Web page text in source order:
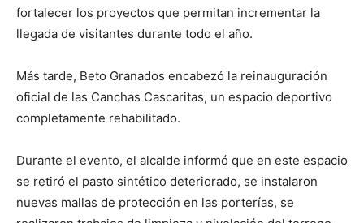
fortalecer los proyectos que permitan incrementar la
llegada de visitantes durante todo el año.
Más tarde, Beto Granados encabezó la reinauguración
oficial de las Canchas Cascaritas, un espacio deportivo
completamente rehabilitado.
Durante el evento, el alcalde informó que en este espacio
se retiró el pasto sintético deteriorado, se instalaron
nuevas mallas de protección en las porterías, se